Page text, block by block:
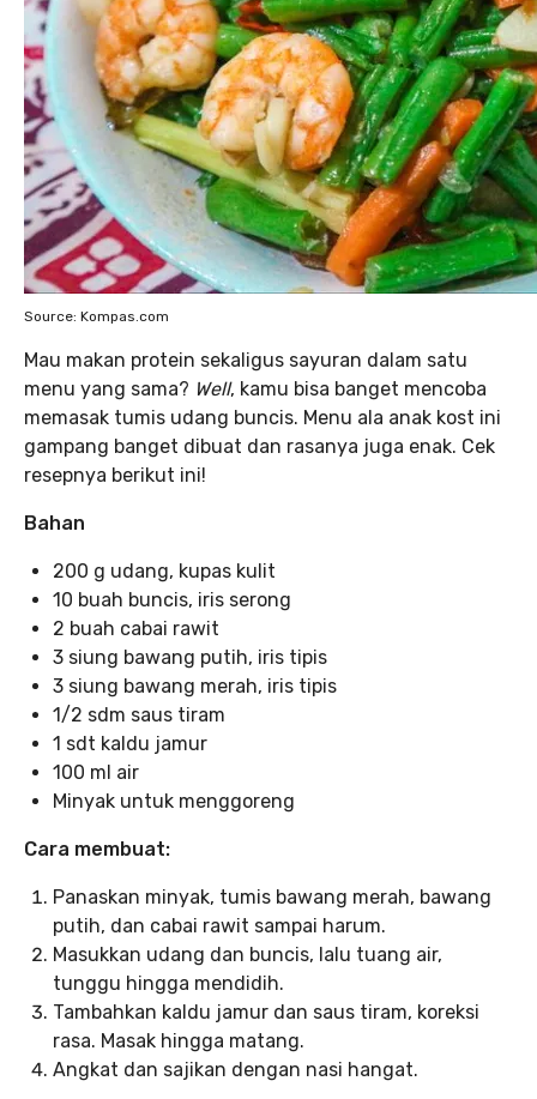
Source: Kompas.com
Mau makan protein sekaligus sayuran dalam satu
menu yang sama? Well, kamu bisa banget mencoba
memasak tumis udang buncis. Menu ala anak kost ini
gampang banget dibuat dan rasanya juga enak. Cek
resepnya berikut ini!
Bahan
200 g udang, kupas kulit
10 buah buncis, iris serong
2 buah cabai rawit
3 siung bawang putih, iris tipis
3 siung bawang merah, iris tipis
1/2 sdm saus tiram
1 sdt kaldu jamur
100 ml air
Minyak untuk menggoreng
Cara membuat:
Panaskan minyak, tumis bawang merah, bawang
putih, dan cabai rawit sampai harum.
Masukkan udang dan buncis, lalu tuang air,
tunggu hingga mendidih.
Tambahkan kaldu jamur dan saus tiram, koreksi
rasa. Masak hingga matang.
Angkat dan sajikan dengan nasi hangat.